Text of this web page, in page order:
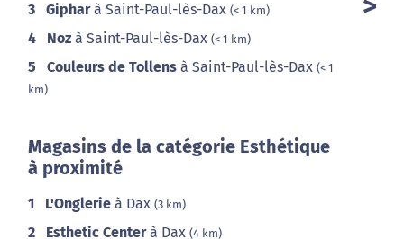
3 Gipharà Saint-Paul-lès-Dax (< 1 km)
4 Noz à Saint-Paul-lès-Dax (< 1 km)
5 Couleurs de Tollens à Saint-Paul-lès-Dax (< 1
km)
Magasins de la catégorie Esthétique
à proximité
1 L'Onglerie à Dax (3 km)
2 Esthetic Centerà Dax (4 km)